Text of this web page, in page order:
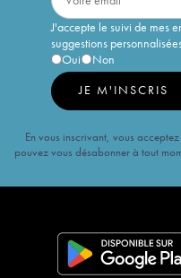
J'accepte le suivi de mes
suggestions
Oui
Non
JE M'INSCRIS
En vous inscrivant, vous
pouvez vous désabonner à tout